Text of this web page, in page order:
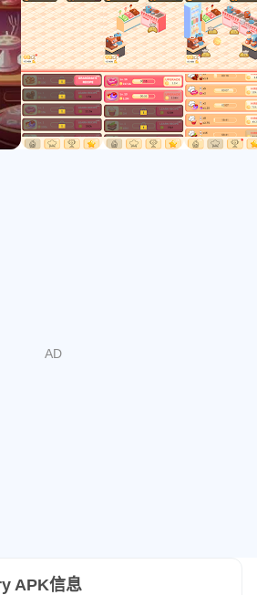
论！
，请与我联系。
界面资产创建器 - Persefida（Unity
APK信息